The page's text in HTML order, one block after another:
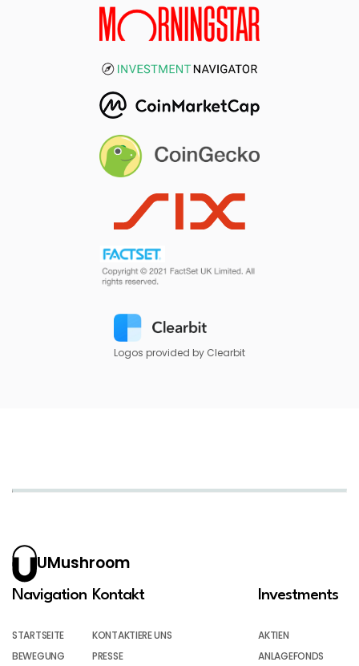
Logos provided by Clearbit
UMushroom
Navigation
STARTSEITE
BEWEGUNG
Kontakt
KONTAKTIERE UNS
PRESSE
Investments
AKTIEN
ANLAGEFONDS